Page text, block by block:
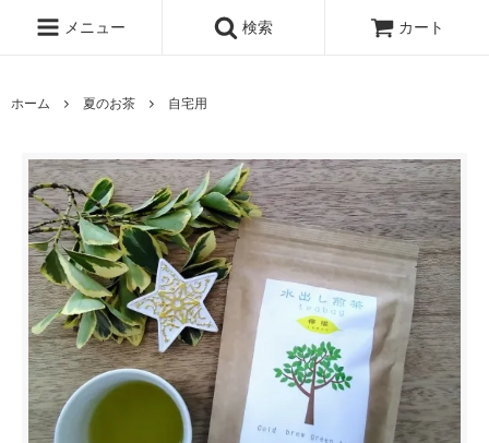
メニュー 検索 カート
ホーム 夏のお茶 自宅用